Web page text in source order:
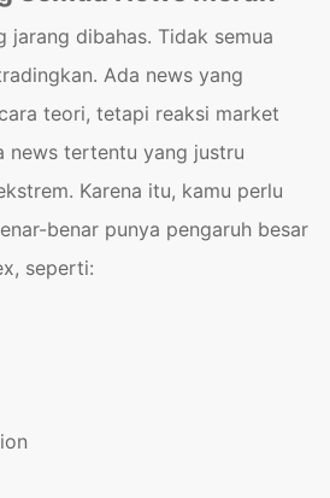
jarang dibahas. Tidak semua
Ada news yang
teori, tetapi reaksi market
news tertentu yang justru
Karena itu, kamu perlu
benar punya pengaruh besar
seperti: